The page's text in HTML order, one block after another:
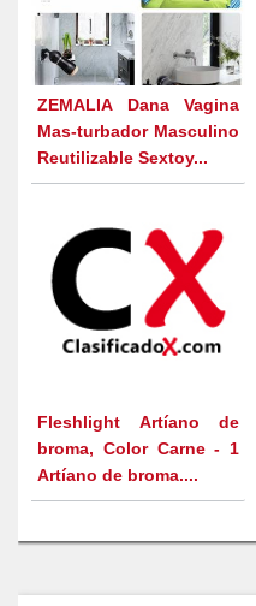
ZEMALIA Dana Vagina
Mas-turbador Masculino
Reutilizable Sextoy...
Fleshlight Artíano de
broma, Color Carne - 1
Artíano de broma....